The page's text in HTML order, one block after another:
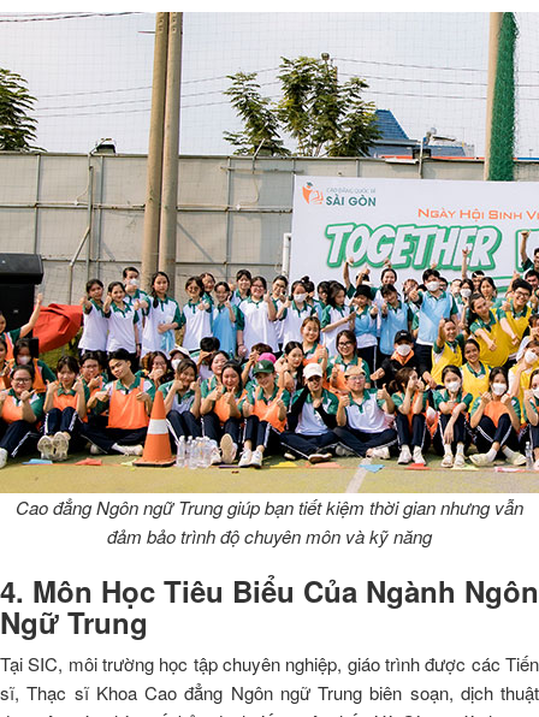
Cao đẳng Ngôn ngữ Trung giúp bạn tiết kiệm thời gian nhưng vẫn
đảm bảo trình độ chuyên môn và kỹ năng
4. Môn Học Tiêu Biểu Của Ngành Ngôn
Ngữ Trung
Tại SIC, môi trường học tập chuyên nghiệp, giáo trình được các Tiến
sĩ, Thạc sĩ Khoa Cao đẳng Ngôn ngữ Trung biên soạn, dịch thuật